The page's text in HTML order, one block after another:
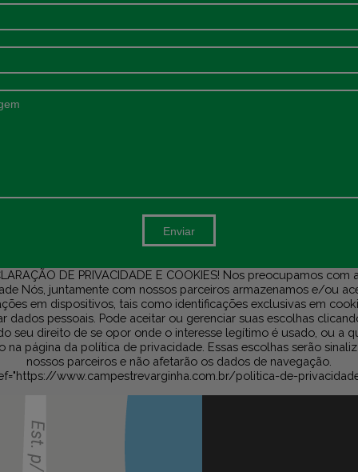
Enviar
DE PRIVACIDADE E COOKIES! Nos preocupamos com
Nós, juntamente com nossos parceiros armazenamos e/ou
em dispositivos, tais como identificações exclusivas em
dados pessoais. Pode aceitar ou gerenciar suas escolhas
seu direito de se opor onde o interesse legítimo é usado, ou a
na página da política de privacidade. Essas escolhas serão
nossos parceiros e não afetarão os dados de navegação.
www.campestrevarginha.com.br/politica-de-